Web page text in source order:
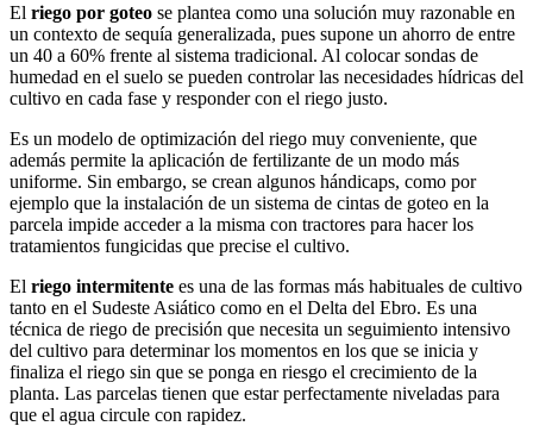
El riego por goteo se plantea como una solución muy razonable en
un contexto de sequía generalizada, pues supone un ahorro de entre
un 40 a 60% frente al sistema tradicional. Al colocar sondas de
humedad en el suelo se pueden controlar las necesidades hídricas del
cultivo en cada fase y responder con el riego justo.
Es un modelo de optimización del riego muy conveniente, que
además permite la aplicación de fertilizante de un modo más
uniforme. Sin embargo, se crean algunos hándicaps, como por
ejemplo que la instalación de un sistema de cintas de goteo en la
parcela impide acceder a la misma con tractores para hacer los
tratamientos fungicidas que precise el cultivo.
El riego intermitente es una de las formas más habituales de cultivo
tanto en el Sudeste Asiático como en el Delta del Ebro. Es una
técnica de riego de precisión que necesita un seguimiento intensivo
del cultivo para determinar los momentos en los que se inicia y
finaliza el riego sin que se ponga en riesgo el crecimiento de la
planta. Las parcelas tienen que estar perfectamente niveladas para
que el agua circule con rapidez.